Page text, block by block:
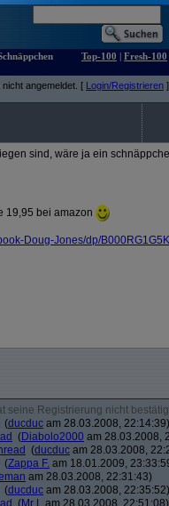
Top-100 | Fresh-100
nicht angemeldet. [ Login/Registrieren ]
sind, wäre ja ein
19,95 bei amazon
Doug-Jones/dp/
seine Registrierung nicht
(ducduc am 28.03.2008, 22:14:39)
(Diabolo2000 am 28.03.2008,
(ducduc am 28.03.2008,
(Zappa F. am 18.01.2009,
am 28.03.2008, 22:31:43)
(ducduc am 28.03.2008, 22:35:52)
(Mr L am 28.03.2008, 22:51:08)